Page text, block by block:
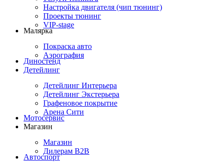
Настройка двигателя (чип тюнинг)
Проекты тюнинг
VIP-stage
Малярка
Покраска авто
Аэрография
Диностенд
Детейлинг
Детейлинг Интерьера
Детейлинг Экстерьера
Графеновое покрытие
Арена Сити
Мотосервис
Магазин
Магазин
Дилерам B2B
Автоспорт